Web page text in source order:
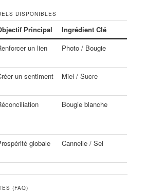
DISPONIBLES
Principal
Ingrédient Clé
un lien Photo / Bougie
un sentiment Miel / Sucre
Bougie blanche
globale Cannelle / Sel
(FAQ)